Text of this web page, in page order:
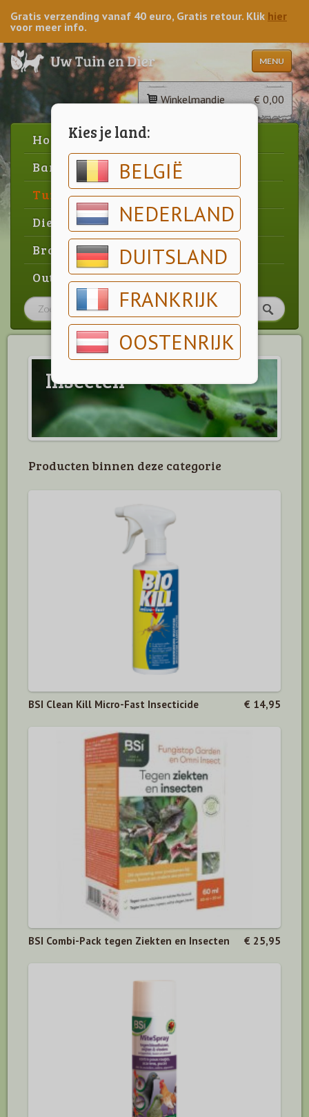
Kies je land:
BELGIË
NEDERLAND
DUITSLAND
FRANKRIJK
OOSTENRIJK
Gratis verzending vanaf 40 euro, Gratis retour. Klik hier
voor meer info.
MENU
Winkelmandje € 0,00
Home
Barbecue
Tuin
Dier
Brood & gebak
Outlet
Insecten
Producten binnen deze categorie
BSI Clean Kill Micro-Fast Insecticide € 14,95
BSI Combi-Pack tegen Ziekten en Insecten € 25,95